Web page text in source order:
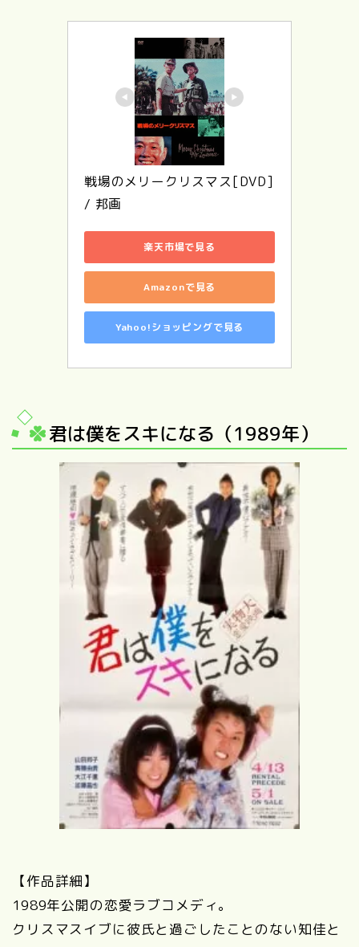
戦場のメリークリスマス[DVD]
/ 邦画
楽天市場で見る
Amazonで見る
Yahoo!ショッピングで見る
君は僕をスキになる（1989年）
【作品詳細】
1989年公開の恋愛ラブコメディ。
クリスマスイブに彼氏と過ごしたことのない知佳と